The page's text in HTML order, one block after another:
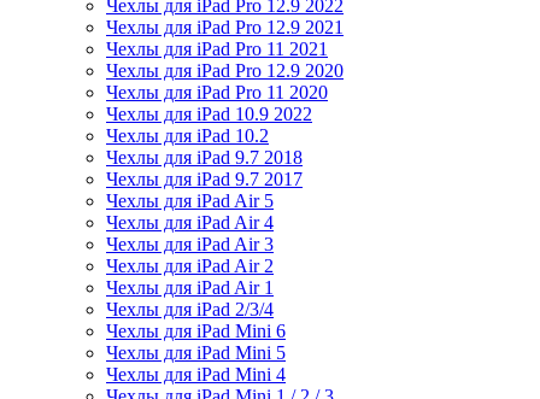
Чехлы для iPad Pro 12.9 2022
Чехлы для iPad Pro 12.9 2021
Чехлы для iPad Pro 11 2021
Чехлы для iPad Pro 12.9 2020
Чехлы для iPad Pro 11 2020
Чехлы для iPad 10.9 2022
Чехлы для iPad 10.2
Чехлы для iPad 9.7 2018
Чехлы для iPad 9.7 2017
Чехлы для iPad Air 5
Чехлы для iPad Air 4
Чехлы для iPad Air 3
Чехлы для iPad Air 2
Чехлы для iPad Air 1
Чехлы для iPad 2/3/4
Чехлы для iPad Mini 6
Чехлы для iPad Mini 5
Чехлы для iPad Mini 4